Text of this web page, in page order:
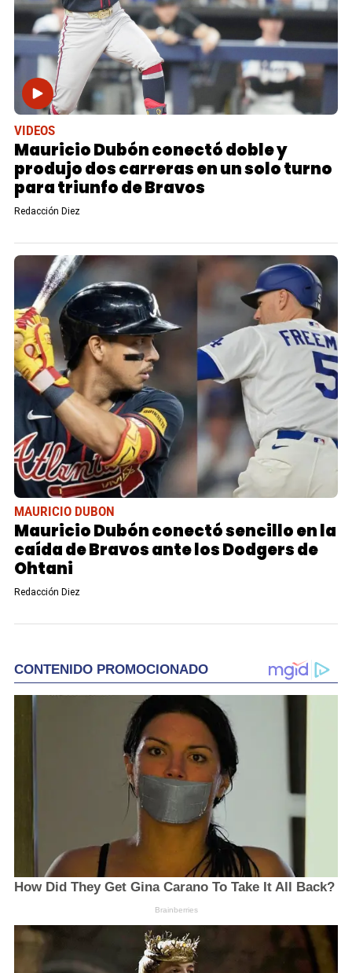
VIDEOS
Mauricio Dubón conectó doble y
produjo dos carreras en un solo turno
para triunfo de Bravos
Redacción Diez
MAURICIO DUBON
Mauricio Dubón conectó sencillo en la
caída de Bravos ante los Dodgers de
Ohtani
Redacción Diez